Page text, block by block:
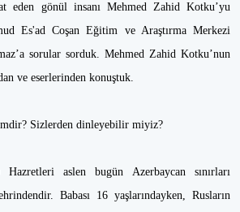
eden gönül insanı Mehmed Zahid Kotku’yu
Es'ad Coşan Eğitim ve Araştırma Merkezi
sorular sorduk. Mehmed Zahid Kotku’nun
ve eserlerinden konuştuk.
Sizlerden dinleyebilir miyiz?
aslen bugün Azerbaycan sınırları
Babası 16 yaşlarındayken, Rusların